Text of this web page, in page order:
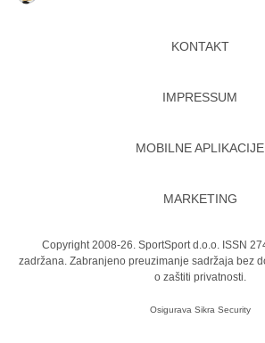
KONTAKT
IMPRESSUM
MOBILNE APLIKACIJE
MARKETING
Copyright 2008-26. SportSport d.o.o. ISSN
zadržana. Zabranjeno preuzimanje sadržaja bez
o zaštiti privatnosti.
Osigurava Sikra Security